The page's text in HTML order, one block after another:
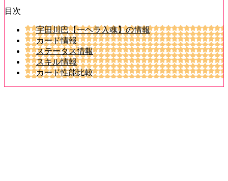
目次
宇田川巴【一ヘラ入魂】の情報
カード情報
ステータス情報
スキル情報
カード性能比較